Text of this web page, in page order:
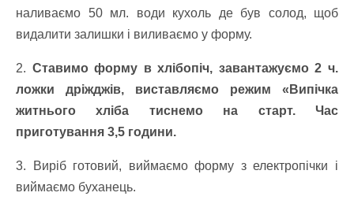
наливаємо 50 мл. води кухоль де був солод, щоб
видалити залишки і виливаємо у форму.
2. Ставимо форму в хлібопіч, завантажуємо 2 ч.
ложки дріжджів, виставляємо режим «Випічка
житнього хліба тиснемо на старт. Час
приготування 3,5 години.
3. Виріб готовий, виймаємо форму з електропічки і
виймаємо буханець.